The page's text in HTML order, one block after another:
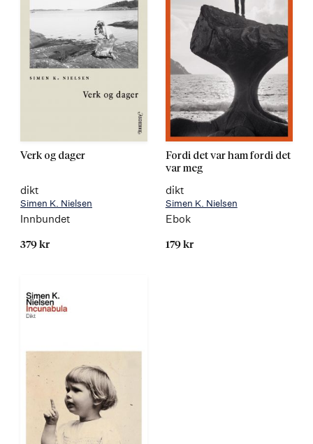
Verk og dager
dikt
Simen K. Nielsen
Innbundet
379 kr
Fordi det var ham fordi det
var meg
dikt
Simen K. Nielsen
Ebok
179 kr